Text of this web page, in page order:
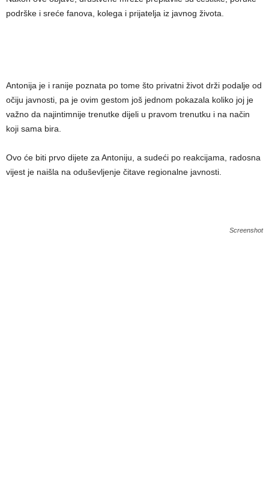
podrške i sreće fanova, kolega i prijatelja iz javnog života.
Antonija je i ranije poznata po tome što privatni život drži podalje od
očiju javnosti, pa je ovim gestom još jednom pokazala koliko joj je
važno da najintimnije trenutke dijeli u pravom trenutku i na način
koji sama bira.
Ovo će biti prvo dijete za Antoniju, a sudeći po reakcijama, radosna
vijest je naišla na oduševljenje čitave regionalne javnosti.
Screenshot